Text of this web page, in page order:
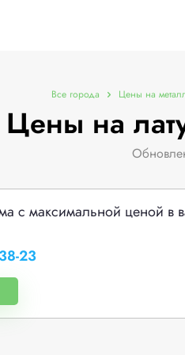
Все города Цены на
Цены на
с максимальной ценой в
23